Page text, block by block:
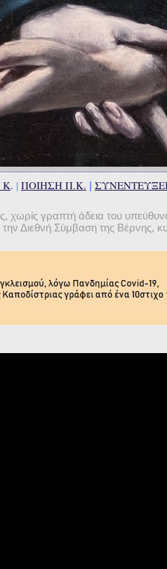
Κ. | ΠΟΙΗΣΗ Π.Κ. |
χωρίς γραπτή άδεια του
Διεθνή Σύμβαση της Βέρνης,